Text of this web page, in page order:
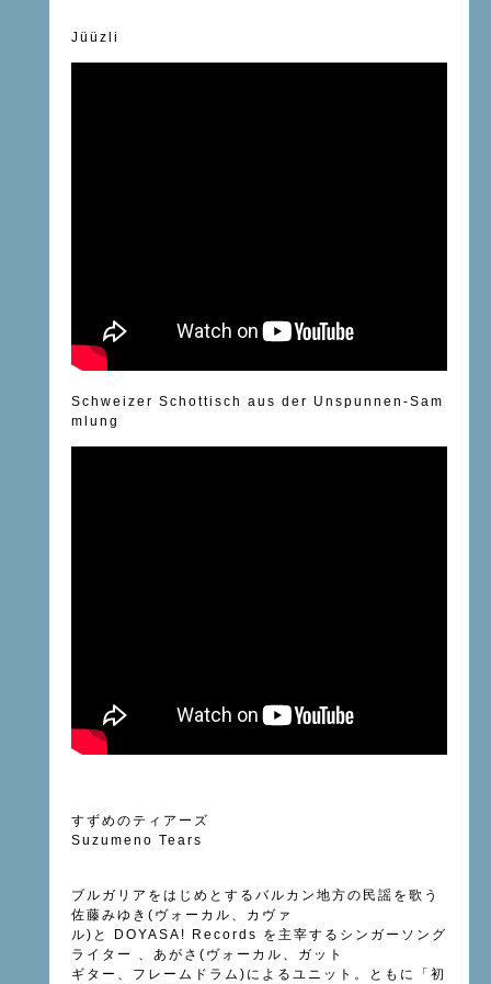
Jüüzli
Schweizer Schottisch aus der Unspunnen-Sam
mlung
すずめのティアーズ
Suzumeno Tears
ブルガリアをはじめとするバルカン地方の民謡を歌う
佐藤みゆき(ヴォーカル、カヴァ
ル)と DOYASA! Records を主宰するシンガーソング
ライター 、あがさ(ヴォーカル、ガット
ギター、フレームドラム)によるユニット。ともに「初